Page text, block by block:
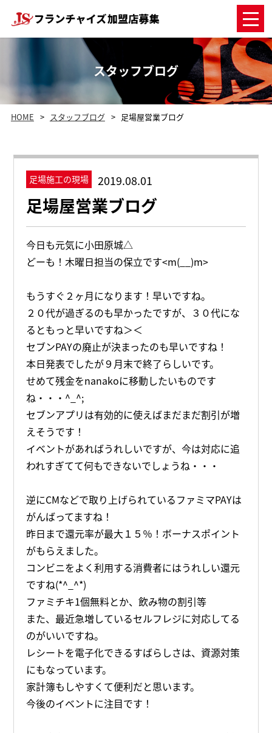
スタッフブログ
HOME スタッフブログ 足場屋営業ブログ
足場施工の現場 2019.08.01
足場屋営業ブログ
今日も元気に小田原城△
どーも！木曜日担当の保立です<m(__)m>
もうすぐ２ヶ月になります！早いですね。
２０代が過ぎるのも早かったですが、３０代にな
るともっと早いですね＞＜
セブンPAYの廃止が決まったのも早いですね！
本日発表でしたが９月末で終了らしいです。
せめて残金をnanakoに移動したいものです
ね・・・^_^;
セブンアプリは有効的に使えばまだまだ割引が増
えそうです！
イベントがあればうれしいですが、今は対応に追
われすぎてて何もできないでしょうね・・・
逆にCMなどで取り上げられているファミマPAYは
がんばってますね！
昨日まで還元率が最大１５％！ボーナスポイント
がもらえました。
コンビニをよく利用する消費者にはうれしい還元
ですね(*^_^*)
ファミチキ1個無料とか、飲み物の割引等
また、最近急増しているセルフレジに対応してる
のがいいですね。
レシートを電子化できるすばらしさは、資源対策
にもなっています。
家計簿もしやすくて便利だと思います。
今後のイベントに注目です！